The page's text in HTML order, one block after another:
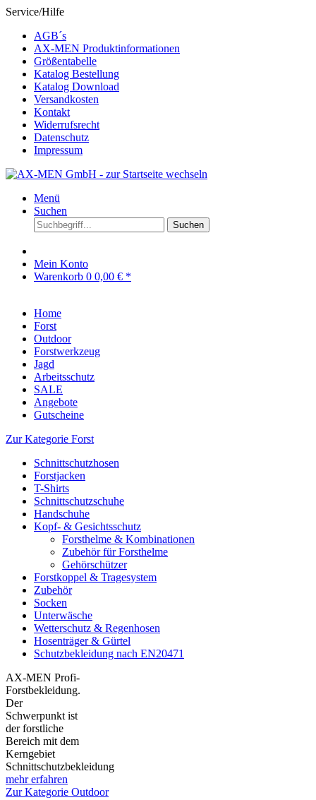
Service/Hilfe
AGB´s
AX-MEN Produktinformationen
Größentabelle
Katalog Bestellung
Katalog Download
Versandkosten
Kontakt
Widerrufsrecht
Datenschutz
Impressum
Menü
Suchen
Suchen
Mein Konto
Warenkorb 0 0,00 € *
Home
Forst
Outdoor
Forstwerkzeug
Jagd
Arbeitsschutz
SALE
Angebote
Gutscheine
Zur Kategorie Forst
Schnittschutzhosen
Forstjacken
T-Shirts
Schnittschutzschuhe
Handschuhe
Kopf- & Gesichtsschutz
Forsthelme & Kombinationen
Zubehör für Forsthelme
Gehörschützer
Forstkoppel & Tragesystem
Zubehör
Socken
Unterwäsche
Wetterschutz & Regenhosen
Hosenträger & Gürtel
Schutzbekleidung nach EN20471
AX-MEN Profi-
Forstbekleidung.
Der
Schwerpunkt ist
der forstliche
Bereich mit dem
Kerngebiet
Schnittschutzbekleidung
mehr erfahren
Zur Kategorie Outdoor